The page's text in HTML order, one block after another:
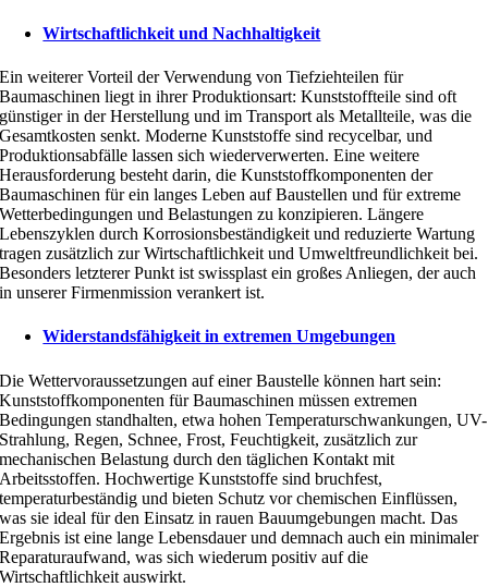
Wirtschaftlichkeit und Nachhaltigkeit
Ein weiterer Vorteil der Verwendung von Tiefziehteilen für
Baumaschinen liegt in ihrer Produktionsart: Kunststoffteile sind oft
günstiger in der Herstellung und im Transport als Metallteile, was die
Gesamtkosten senkt. Moderne Kunststoffe sind recycelbar, und
Produktionsabfälle lassen sich wiederverwerten. Eine weitere
Herausforderung besteht darin, die Kunststoffkomponenten der
Baumaschinen für ein langes Leben auf Baustellen und für extreme
Wetterbedingungen und Belastungen zu konzipieren. Längere
Lebenszyklen durch Korrosionsbeständigkeit und reduzierte Wartung
tragen zusätzlich zur Wirtschaftlichkeit und Umweltfreundlichkeit bei.
Besonders letzterer Punkt ist swissplast ein großes Anliegen, der auch
in unserer Firmenmission verankert ist.
Widerstandsfähigkeit in extremen Umgebungen
Die Wettervoraussetzungen auf einer Baustelle können hart sein:
Kunststoffkomponenten für Baumaschinen müssen extremen
Bedingungen standhalten, etwa hohen Temperaturschwankungen, UV-
Strahlung, Regen, Schnee, Frost, Feuchtigkeit, zusätzlich zur
mechanischen Belastung durch den täglichen Kontakt mit
Arbeitsstoffen. Hochwertige Kunststoffe sind bruchfest,
temperaturbeständig und bieten Schutz vor chemischen Einflüssen,
was sie ideal für den Einsatz in rauen Bauumgebungen macht. Das
Ergebnis ist eine lange Lebensdauer und demnach auch ein minimaler
Reparaturaufwand, was sich wiederum positiv auf die
Wirtschaftlichkeit auswirkt.